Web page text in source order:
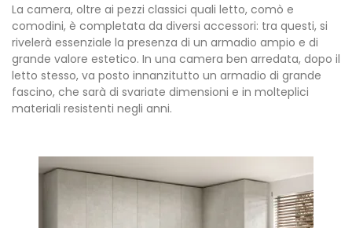
La camera, oltre ai pezzi classici quali letto, comò e
comodini, è completata da diversi accessori: tra questi, si
rivelerà essenziale la presenza di un armadio ampio e di
grande valore estetico. In una camera ben arredata, dopo il
letto stesso, va posto innanzitutto un armadio di grande
fascino, che sarà di svariate dimensioni e in molteplici
materiali resistenti negli anni.